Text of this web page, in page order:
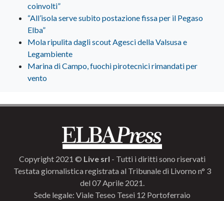
coinvolti”
“All’isola serve subito postazione fissa per il Pegaso
Elba”
Mola ripulita dagli scout Agesci della Valsusa e
Legambiente
Marina di Campo, fuochi pirotecnici rimandati per
vento
Copyright 2021 © Live srl - Tutti i diritti sono riservati
Testata giornalistica registrata al Tribunale di Livorno n° 3
del 07 Aprile 2021.
Sede legale: Viale Teseo Tesei 12 Portoferraio